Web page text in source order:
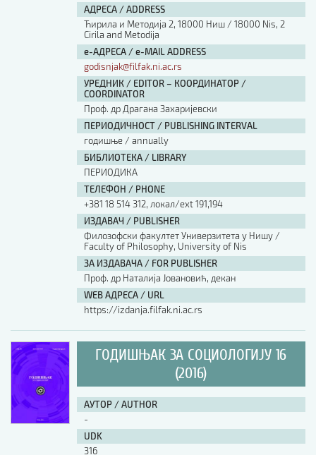
АДРЕСА / ADDRESS
Ћирила и Методија 2, 18000 Ниш / 18000 Nis, 2
Cirila and Metodija
е-АДРЕСА / e-MAIL ADDRESS
godisnjak@filfak.ni.ac.rs
УРЕДНИК / EDITOR – КООРДИНАТОР /
COORDINATOR
Проф. др Драгана Захаријевски
ПЕРИОДИЧНОСТ / PUBLISHING INTERVAL
годишње / annually
БИБЛИОТЕКА / LIBRARY
ПЕРИОДИКА
ТЕЛЕФОН / PHONE
+381 18 514 312, локал/ext 191,194
ИЗДАВАЧ / PUBLISHER
Филозофски факултет Универзитета у Нишу /
Faculty of Philosophy, University of Nis
ЗА ИЗДАВАЧА / FOR PUBLISHER
Проф. др Наталија Јовановић, декан
WEB АДРЕСА / URL
https://izdanja.filfak.ni.ac.rs
ГОДИШЊАК ЗА СОЦИОЛОГИЈУ 16
(2016)
АУТОР / AUTHOR
-
UDK
316